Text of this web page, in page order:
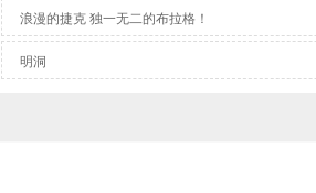
浪漫的捷克 独一无二的布拉格！
明洞